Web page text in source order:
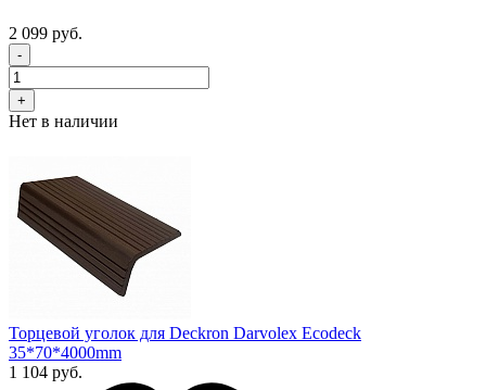
2 099 руб.
-
+
Нет в наличии
Торцевой уголок для Deckron Darvolex Ecodeck
35*70*4000mm
1 104 руб.